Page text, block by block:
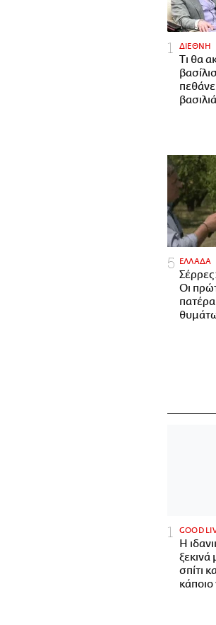
ΔΙΕΘΝΗ
Τι θα
ΕΛΛΑΔΑ
Οι
GOOD
Η
ξεκινά
σπίτι
κάποιο